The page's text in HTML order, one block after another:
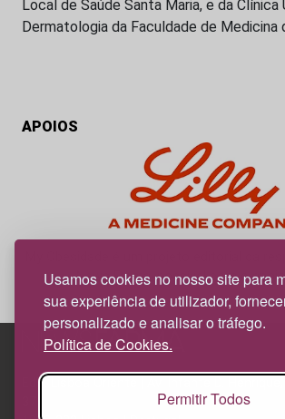
Usamos cookies no nosso site para
sua experiência de utilizador,
personalizado e analisar o tráfego.
Política de Cookies.
Permitir Todos
Local de Saúde Santa Maria, e da Clínica
Dermatologia da Faculdade de Medicina
APOIOS
News Farma, possível com o
Edif. Lisboa Oriente | Av. Infante D.